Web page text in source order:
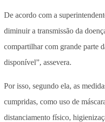
De acordo com a
diminuir a transmissão da
compartilhar com grande parte
disponível”, assevera.
Por isso, segundo ela, as
cumpridas, como uso de
distanciamento físico,